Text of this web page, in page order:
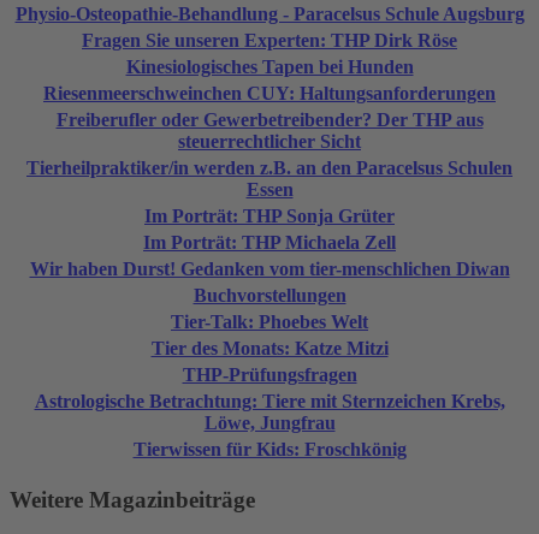
Physio-Osteopathie-Behandlung - Paracelsus Schule Augsburg
Fragen Sie unseren Experten: THP Dirk Röse
Kinesiologisches Tapen bei Hunden
Riesenmeerschweinchen CUY: Haltungsanforderungen
Freiberufler oder Gewerbetreibender? Der THP aus
steuerrechtlicher Sicht
Tierheilpraktiker/in werden z.B. an den Paracelsus Schulen
Essen
Im Porträt: THP Sonja Grüter
Im Porträt: THP Michaela Zell
Wir haben Durst! Gedanken vom tier-menschlichen Diwan
Buchvorstellungen
Tier-Talk: Phoebes Welt
Tier des Monats: Katze Mitzi
THP-Prüfungsfragen
Astrologische Betrachtung: Tiere mit Sternzeichen Krebs,
Löwe, Jungfrau
Tierwissen für Kids: Froschkönig
Weitere Magazinbeiträge